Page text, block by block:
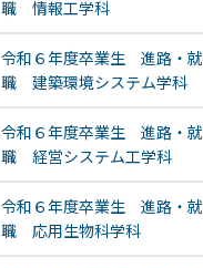
職 情報工学科
令和６年度卒業生 進路・就
職 建築環境システム学科
令和６年度卒業生 進路・就
職 経営システム工学科
令和６年度卒業生 進路・就
職 応用生物科学科